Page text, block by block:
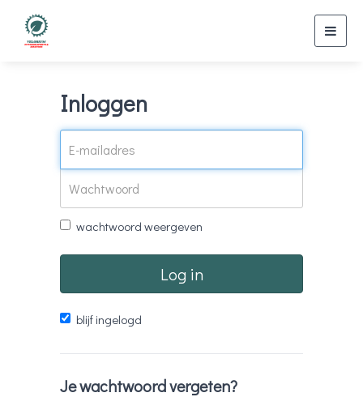
Inloggen
wachtwoord weergeven
Log in
blijf ingelogd
Je wachtwoord vergeten?